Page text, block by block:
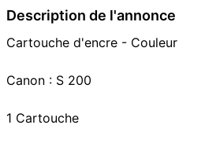
Description de l'annonce
Cartouche d'encre - Couleur
Canon : S 200
1 Cartouche